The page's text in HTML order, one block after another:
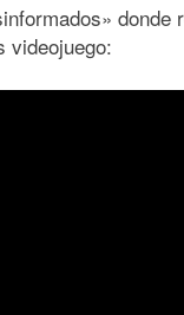
donde
videojuego: